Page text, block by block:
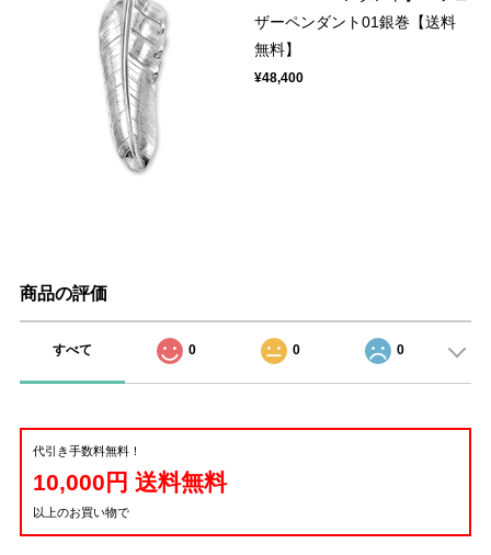
ザーペンダント01銀巻【送料
無料】
¥48,400
商品の評価
すべて 0 0 0
代引き手数料無料！
10,000円 送料無料
以上のお買い物で